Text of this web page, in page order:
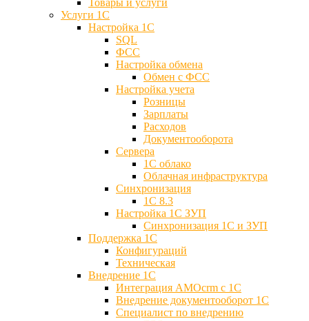
Товары и услуги
Услуги 1С
Настройка 1С
SQL
ФСС
Настройка обмена
Обмен с ФСС
Настройка учета
Розницы
Зарплаты
Расходов
Документооборота
Сервера
1С облако
Облачная инфраструктура
Синхронизация
1С 8.3
Настройка 1С ЗУП
Синхронизация 1С и ЗУП
Поддержка 1С
Конфигураций
Техническая
Внедрение 1С
Интеграция AMOcrm с 1C
Внедрение документооборот 1С
Специалист по внедрению